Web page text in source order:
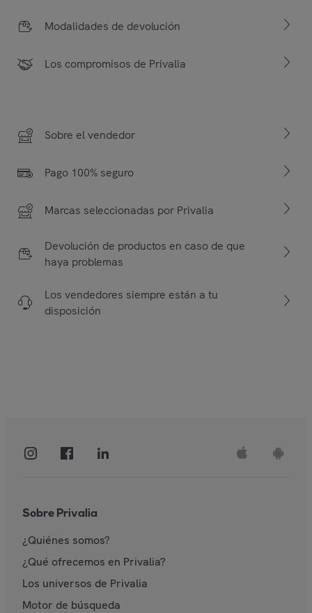
Modalidades de devolución
Los compromisos de Privalia
Sobre el vendedor
Pago 100% seguro
Marcas seleccionadas por Privalia
Devolución de productos en caso de que
haya problemas
Los vendedores siempre están a tu
disposición
Sobre Privalia
¿Quiénes somos?
¿Qué ofrecemos en Privalia?
Los universos de Privalia
Motor de búsqueda